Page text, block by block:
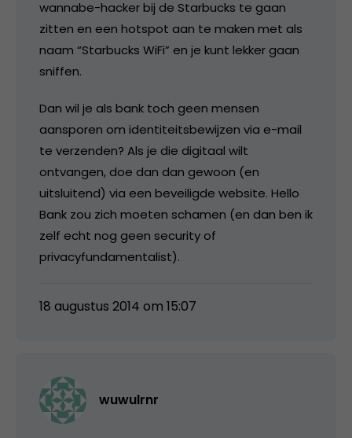
wannabe-hacker bij de Starbucks te gaan
zitten en een hotspot aan te maken met als
naam “Starbucks WiFi” en je kunt lekker gaan
sniffen.
Dan wil je als bank toch geen mensen
aansporen om identiteitsbewijzen via e-mail
te verzenden? Als je die digitaal wilt
ontvangen, doe dan dan gewoon (en
uitsluitend) via een beveiligde website. Hello
Bank zou zich moeten schamen (en dan ben ik
zelf echt nog geen security of
privacyfundamentalist).
18 augustus 2014 om 15:07
wuwulrnr